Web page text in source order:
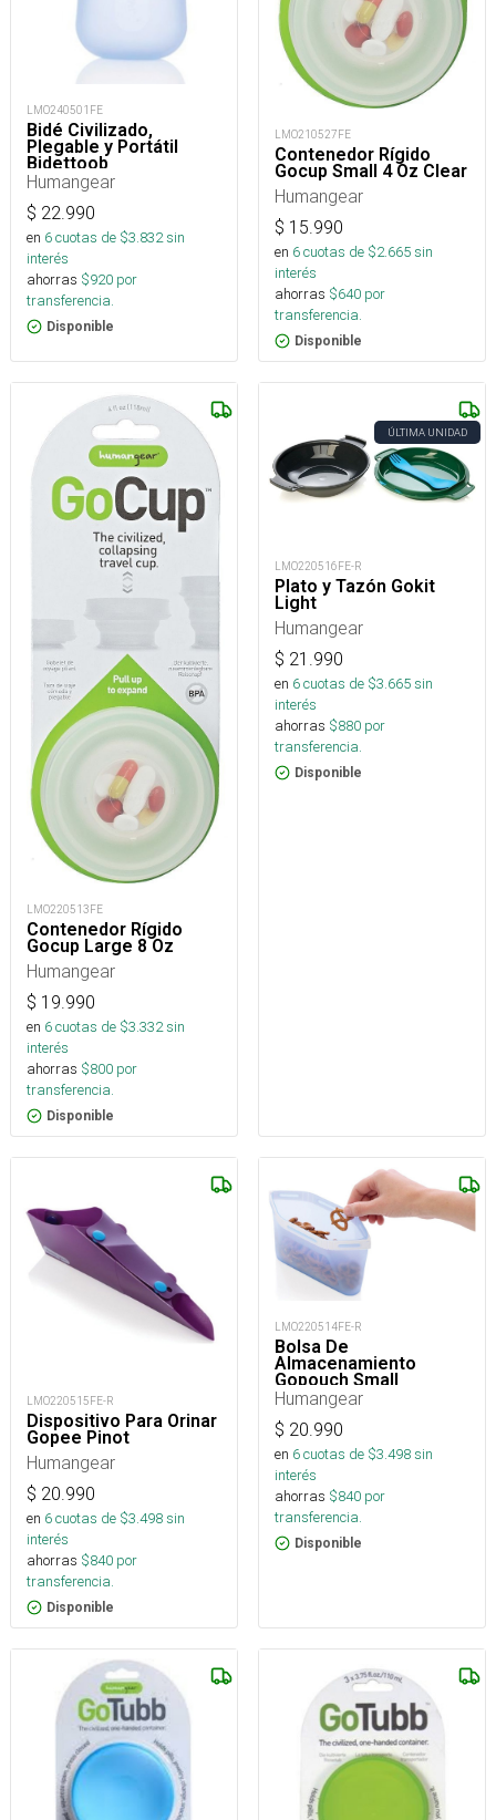
LMO240501FE
Bidé Civilizado,
Plegable y Portátil
Bidettoob
Humangear
$ 22.990
en 6cuotas de $3.832sin
interés
ahorras $920 por
transferencia.
Disponible
LMO210527FE
Contenedor Rígido
Gocup Small 4 Oz Clear
Humangear
$ 15.990
en 6cuotas de $2.665sin
interés
ahorras $640 por
transferencia.
Disponible
LMO220513FE
Contenedor Rígido
Gocup Large 8 Oz
Humangear
$ 19.990
en 6cuotas de $3.332sin
interés
ahorras $800 por
transferencia.
Disponible
ÚLTIMA UNIDAD
LMO220516FE-R
Plato y Tazón Gokit
Light
Humangear
$ 21.990
en 6cuotas de $3.665sin
interés
ahorras $880 por
transferencia.
Disponible
LMO220515FE-R
Dispositivo Para Orinar
Gopee Pinot
Humangear
$ 20.990
en 6cuotas de $3.498sin
interés
ahorras $840 por
transferencia.
Disponible
LMO220514FE-R
Bolsa De
Almacenamiento
Gopouch Small
Humangear
$ 20.990
en 6cuotas de $3.498sin
interés
ahorras $840 por
transferencia.
Disponible